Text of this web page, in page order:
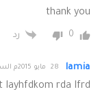
thank you
0 رد
lamia 28 مايو 2015م الساعة 17:47
layhfdkom rda lfrd